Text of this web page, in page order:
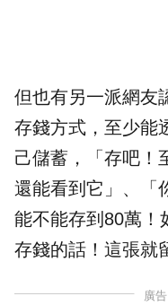
但也有另一派網友
存錢方式，至少能
己儲蓄，「存吧！
還能看到它」、「
能不能存到80萬！
存錢的話！這張就
廣